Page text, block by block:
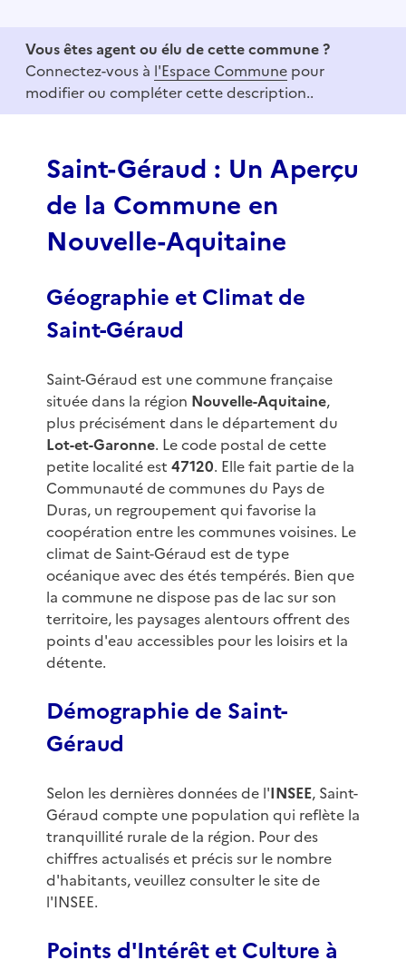
f
Vous êtes agent ou élu de cette commune ?
Connectez-vous à l'Espace Commune pour
modifier ou compléter cette description..
Saint-Géraud : Un Aperçu
de la Commune en
Nouvelle-Aquitaine
Géographie et Climat de
Saint-Géraud
Saint-Géraud est une commune française
située dans la région Nouvelle-Aquitaine,
plus précisément dans le département du
Lot-et-Garonne. Le code postal de cette
petite localité est 47120. Elle fait partie de la
Communauté de communes du Pays de
Duras, un regroupement qui favorise la
coopération entre les communes voisines. Le
climat de Saint-Géraud est de type
océanique avec des étés tempérés. Bien que
la commune ne dispose pas de lac sur son
territoire, les paysages alentours offrent des
points d'eau accessibles pour les loisirs et la
détente.
Démographie de Saint-
Géraud
Selon les dernières données de l'INSEE, Saint-
Géraud compte une population qui reflète la
tranquillité rurale de la région. Pour des
chiffres actualisés et précis sur le nombre
d'habitants, veuillez consulter le site de
l'INSEE.
Points d'Intérêt et Culture à